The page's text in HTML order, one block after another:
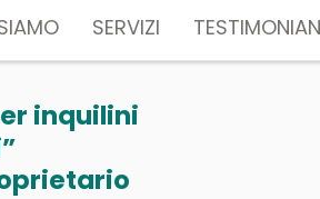
SERVIZI
inquilini